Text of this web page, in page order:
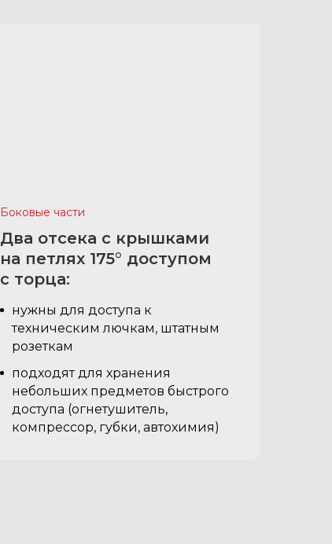
Боковые части
Два отсека с крышками
на петлях 175° доступом
с торца:
нужны для доступа к
техническим лючкам, штатным
розеткам
подходят для хранения
небольших предметов быстрого
доступа (огнетушитель,
компрессор, губки, автохимия)